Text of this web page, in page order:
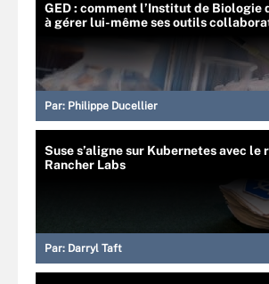
GED : comment l’Institut de Biologie
à gérer lui-même ses outils
Par: Philippe Ducellier
Suse s’aligne sur Kubernetes avec le
Rancher Labs
Par: Darryl Taft